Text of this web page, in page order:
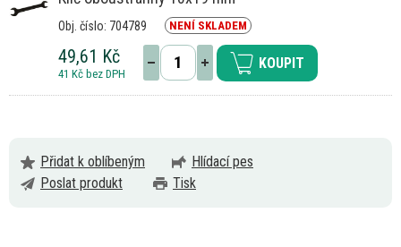
Obj. číslo: 704789 NENÍ SKLADEM
49,61 Kč
41 Kč bez DPH
KOUPIT
Přidat k oblíbeným
Hlídací pes
Poslat produkt
Tisk